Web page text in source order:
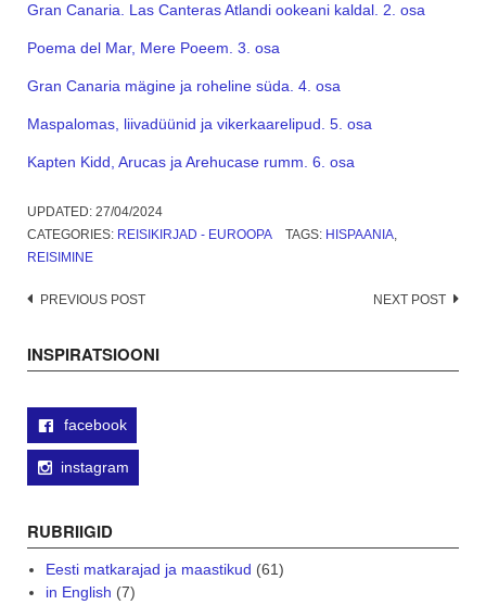
Gran Canaria. Las Canteras Atlandi ookeani kaldal. 2. osa
Poema del Mar, Mere Poeem. 3. osa
Gran Canaria mägine ja roheline süda. 4. osa
Maspalomas, liivadüünid ja vikerkaarelipud. 5. osa
Kapten Kidd, Arucas ja Arehucase rumm. 6. osa
UPDATED: 27/04/2024
CATEGORIES: REISIKIRJAD - EUROOPA TAGS: HISPAANIA,
REISIMINE
Post
PREVIOUS POST NEXT POST
INSPIRATSIOONI
facebook
instagram
RUBRIIGID
Eesti matkarajad ja maastikud (61)
in English (7)